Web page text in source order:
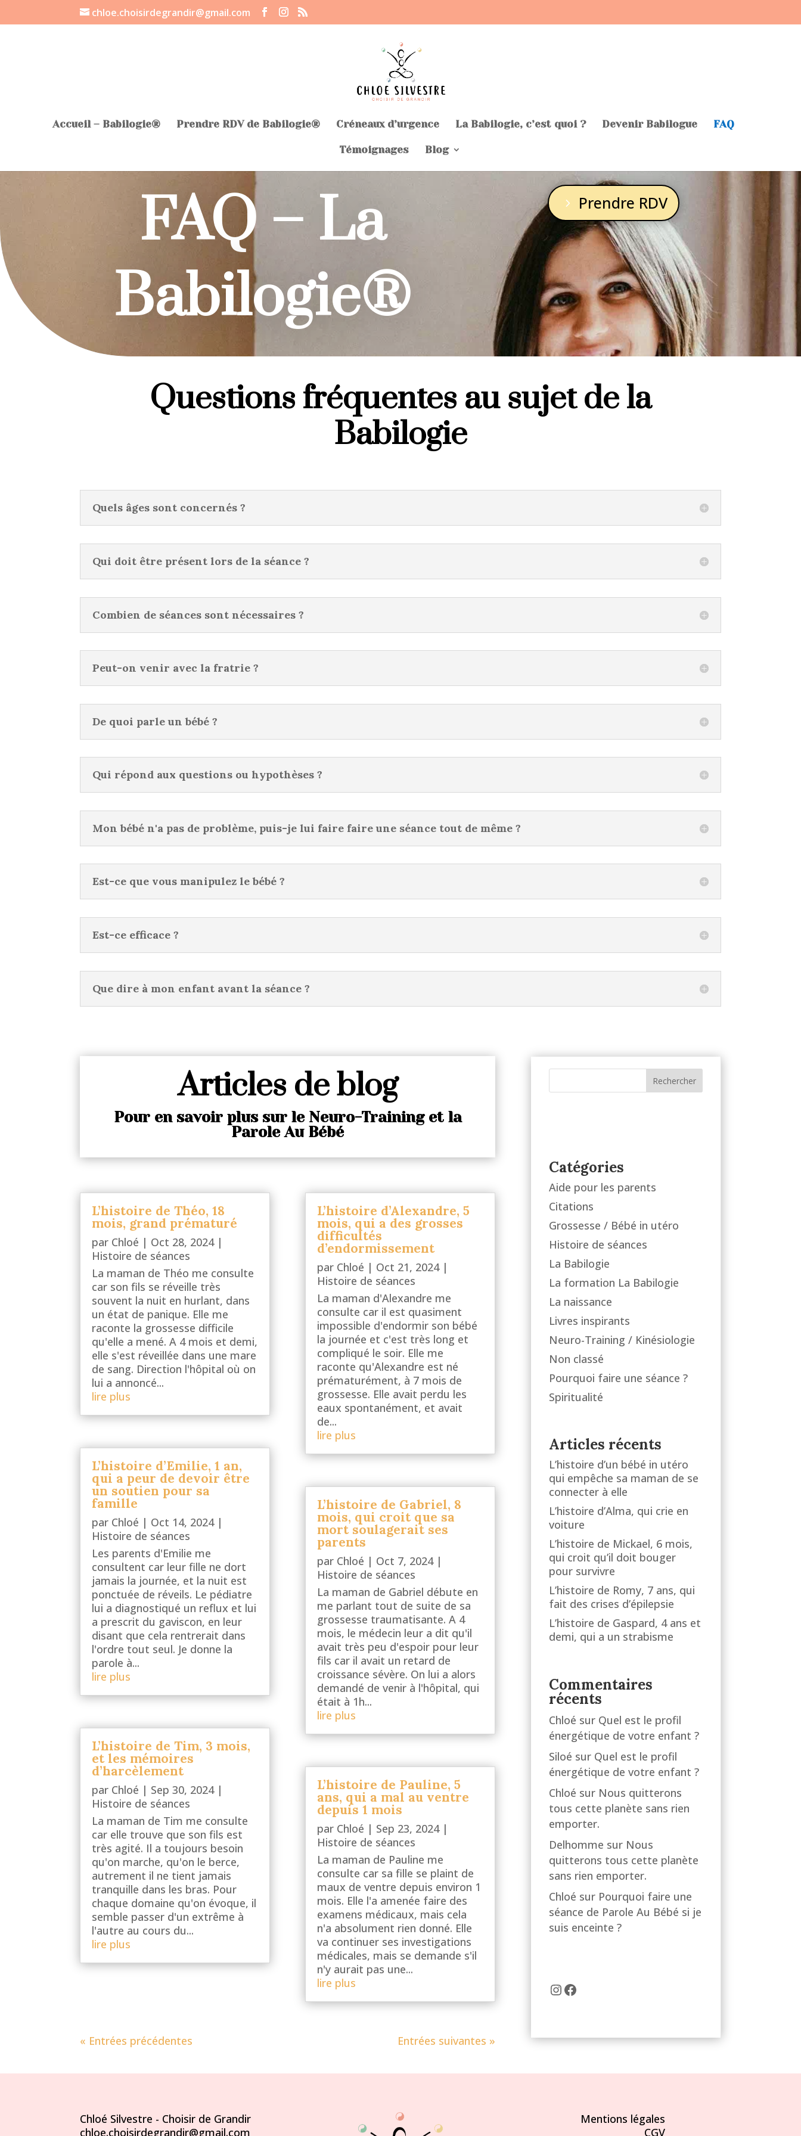
chloe.choisirdegrandir@gmail.com
Accueil – Babilogie® Prendre RDV de Babilogie® Créneaux d’urgence La Babilogie, c’est quoi ? Devenir Babilogue FAQ
Témoignages Blog
FAQ – La
Babilogie®
Prendre RDV
Questions fréquentes au sujet de la
Babilogie
Quels âges sont concernés ?
Qui doit être présent lors de la séance ?
Combien de séances sont nécessaires ?
Peut-on venir avec la fratrie ?
De quoi parle un bébé ?
Qui répond aux questions ou hypothèses ?
Mon bébé n'a pas de problème, puis-je lui faire faire une séance tout de même ?
Est-ce que vous manipulez le bébé ?
Est-ce efficace ?
Que dire à mon enfant avant la séance ?
Articles de blog
Pour en savoir plus sur le Neuro-Training et la
Parole Au Bébé
L’histoire de Théo, 18
mois, grand prématuré
par Chloé | Oct 28, 2024|
Histoire de séances
La maman de Théo me consulte
car son fils se réveille très
souvent la nuit en hurlant, dans
un état de panique. Elle me
raconte la grossesse difficile
qu'elle a mené. A 4 mois et demi,
elle s'est réveillée dans une mare
de sang. Direction l'hôpital où on
lui a annoncé...
lire plus
L’histoire d’Emilie, 1 an,
qui a peur de devoir être
un soutien pour sa
famille
par Chloé | Oct 14, 2024|
Histoire de séances
Les parents d'Emilie me
consultent car leur fille ne dort
jamais la journée, et la nuit est
ponctuée de réveils. Le pédiatre
lui a diagnostiqué un reflux et lui
a prescrit du gaviscon, en leur
disant que cela rentrerait dans
l'ordre tout seul. Je donne la
parole à...
lire plus
L’histoire de Tim, 3 mois,
et les mémoires
d’harcèlement
par Chloé | Sep 30, 2024|
Histoire de séances
La maman de Tim me consulte
car elle trouve que son fils est
très agité. Il a toujours besoin
qu'on marche, qu'on le berce,
autrement il ne tient jamais
tranquille dans les bras. Pour
chaque domaine qu'on évoque, il
semble passer d'un extrême à
l'autre au cours du...
lire plus
L’histoire d’Alexandre, 5
mois, qui a des grosses
difficultés
d’endormissement
par Chloé | Oct 21, 2024|
Histoire de séances
La maman d'Alexandre me
consulte car il est quasiment
impossible d'endormir son bébé
la journée et c'est très long et
compliqué le soir. Elle me
raconte qu'Alexandre est né
prématurément, à 7 mois de
grossesse. Elle avait perdu les
eaux spontanément, et avait
de...
lire plus
L’histoire de Gabriel, 8
mois, qui croit que sa
mort soulagerait ses
parents
par Chloé | Oct 7, 2024|
Histoire de séances
La maman de Gabriel débute en
me parlant tout de suite de sa
grossesse traumatisante. A 4
mois, le médecin leur a dit qu'il
avait très peu d'espoir pour leur
fils car il avait un retard de
croissance sévère. On lui a alors
demandé de venir à l'hôpital, qui
était à 1h...
lire plus
L’histoire de Pauline, 5
ans, qui a mal au ventre
depuis 1 mois
par Chloé | Sep 23, 2024|
Histoire de séances
La maman de Pauline me
consulte car sa fille se plaint de
maux de ventre depuis environ 1
mois. Elle l'a amenée faire des
examens médicaux, mais cela
n'a absolument rien donné. Elle
va continuer ses investigations
médicales, mais se demande s'il
n'y aurait pas une...
lire plus
« Entrées précédentes Entrées suivantes »
Rechercher
Catégories
Aide pour les parents
Citations
Grossesse / Bébé in utéro
Histoire de séances
La Babilogie
La formation La Babilogie
La naissance
Livres inspirants
Neuro-Training / Kinésiologie
Non classé
Pourquoi faire une séance ?
Spiritualité
Articles récents
L’histoire d’un bébé in utéro
qui empêche sa maman de se
connecter à elle
L’histoire d’Alma, qui crie en
voiture
L’histoire de Mickael, 6 mois,
qui croit qu’il doit bouger
pour survivre
L’histoire de Romy, 7 ans, qui
fait des crises d’épilepsie
L’histoire de Gaspard, 4 ans et
demi, qui a un strabisme
Commentaires
récents
Chloé sur Quel est le profil
énergétique de votre enfant ?
Siloé sur Quel est le profil
énergétique de votre enfant ?
Chloé sur Nous quitterons
tous cette planète sans rien
emporter.
Delhomme sur Nous
quitterons tous cette planète
sans rien emporter.
Chloé sur Pourquoi faire une
séance de Parole Au Bébé si je
suis enceinte ?
Instagram
Facebook
Chloé Silvestre - Choisir de Grandir
chloe.choisirdegrandir@gmail.com
Mentions légales
CGV